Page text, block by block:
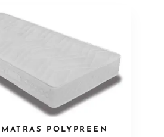
POLYPREEN